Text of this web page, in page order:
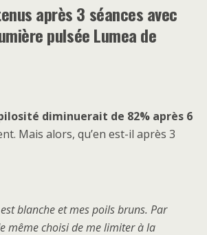
après 3 séances avec
pulsée Lumea de
diminuerait de 82% après 6
Mais alors, qu’en est-il après 3
blanche et mes poils bruns. Par
même choisi de me limiter à la